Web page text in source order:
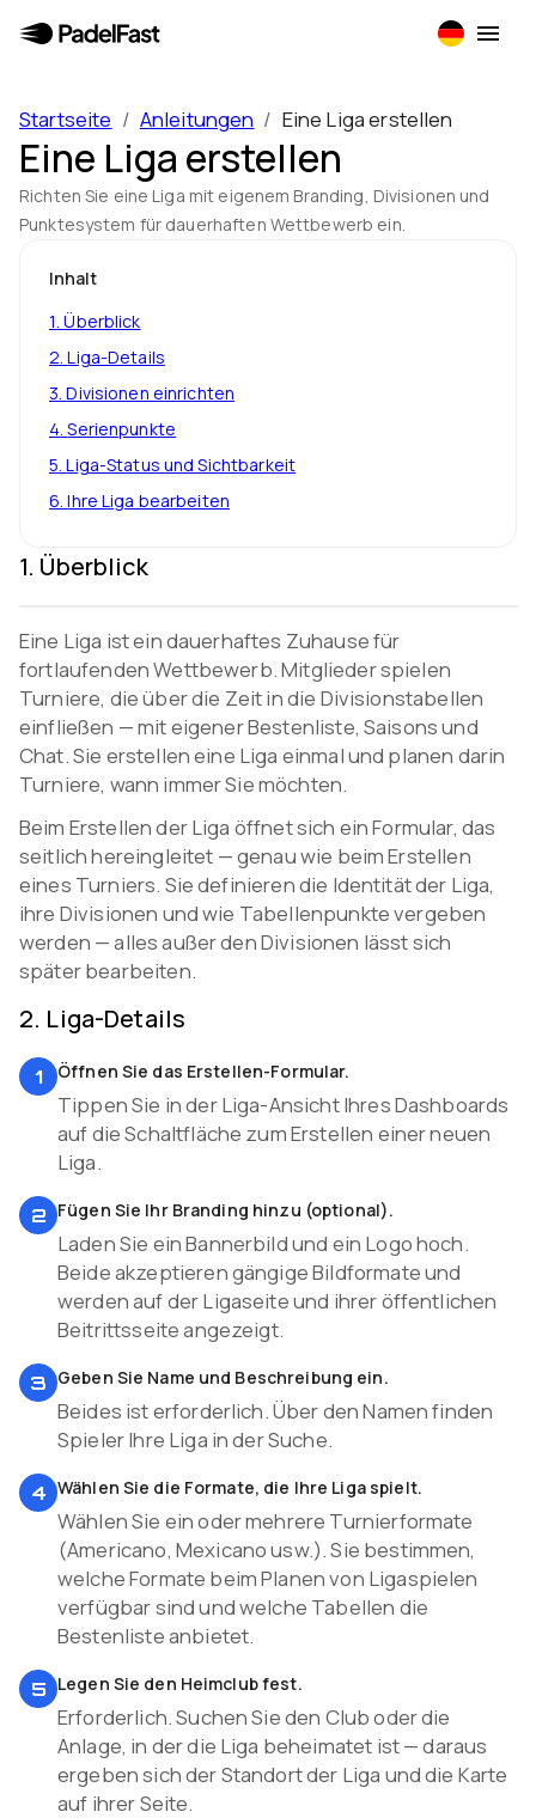
Startseite / Anleitungen / Eine Liga erstellen
Eine Liga erstellen
Richten Sie eine Liga mit eigenem Branding, Divisionen und
Punktesystem für dauerhaften Wettbewerb ein.
Inhalt
1.Überblick
2.Liga-Details
3.Divisionen einrichten
4.Serienpunkte
5.Liga-Status und Sichtbarkeit
6.Ihre Liga bearbeiten
1. Überblick
Video coming soon
Eine Liga ist ein dauerhaftes Zuhause für
fortlaufenden Wettbewerb. Mitglieder spielen
Turniere, die über die Zeit in die Divisionstabellen
einfließen — mit eigener Bestenliste, Saisons und
Chat. Sie erstellen eine Liga einmal und planen darin
Turniere, wann immer Sie möchten.
Beim Erstellen der Liga öffnet sich ein Formular, das
seitlich hereingleitet — genau wie beim Erstellen
eines Turniers. Sie definieren die Identität der Liga,
ihre Divisionen und wie Tabellenpunkte vergeben
werden — alles außer den Divisionen lässt sich
später bearbeiten.
2. Liga-Details
1 Öffnen Sie das Erstellen-Formular.
Tippen Sie in der Liga-Ansicht Ihres Dashboards
auf die Schaltfläche zum Erstellen einer neuen
Liga.
2 Fügen Sie Ihr Branding hinzu (optional).
Laden Sie ein Bannerbild und ein Logo hoch.
Beide akzeptieren gängige Bildformate und
werden auf der Ligaseite und ihrer öffentlichen
Beitrittsseite angezeigt.
3 Geben Sie Name und Beschreibung ein.
Beides ist erforderlich. Über den Namen finden
Spieler Ihre Liga in der Suche.
4 Wählen Sie die Formate, die Ihre Liga spielt.
Wählen Sie ein oder mehrere Turnierformate
(Americano, Mexicano usw.). Sie bestimmen,
welche Formate beim Planen von Ligaspielen
verfügbar sind und welche Tabellen die
Bestenliste anbietet.
5 Legen Sie den Heimclub fest.
Erforderlich. Suchen Sie den Club oder die
Anlage, in der die Liga beheimatet ist — daraus
ergeben sich der Standort der Liga und die Karte
auf ihrer Seite.